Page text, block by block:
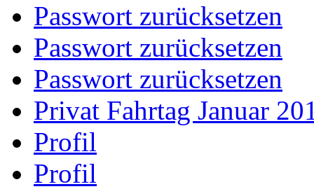
Passwort zurücksetzen
Passwort zurücksetzen
Passwort zurücksetzen
Privat Fahrtag Januar
Profil
Profil